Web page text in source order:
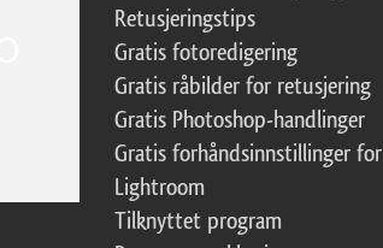
Retusjeringstips
Gratis fotoredigering
Gratis råbilder for retusjering
Gratis Photoshop-handlinger
Gratis forhåndsinnstillinger for
Lightroom
Tilknyttet program